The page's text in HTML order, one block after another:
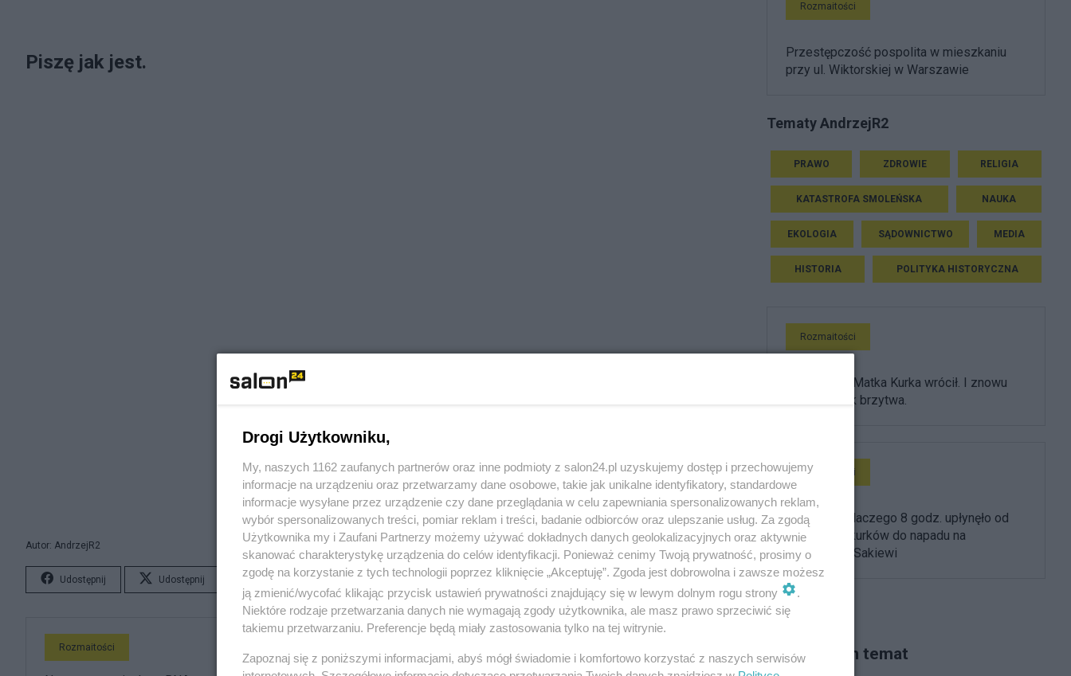
Piszę jak jest.
Autor: AndrzejR2
Udostępnij Udostępnij Lubię to! Skomentuj 13 Obserwuj notkę
Rozmaitości
Rozmaitości
Przestępczość pospolita w mieszkaniu
przy ul. Wiktorskiej w Warszawie
Tematy AndrzejR2
PRAWO ZDROWIE RELIGIA
KATASTROFA SMOLEŃSKA NAUKA
EKOLOGIA SĄDOWNICTWO MEDIA
HISTORIA POLITYKA HISTORYCZNA
Rozmaitości
Stary dobry Matka Kurka wrócił. I znowu
jest ostry jak brzytwa.
Rozmaitości
Wiemy już dlaczego 8 godz. upłynęło od
odkręcenia kurków do napadu na
mieszkanie Sakiewi
Piszą na ten temat
Drogi Użytkowniku,
My, naszych 1162 zaufanych partnerów oraz inne podmioty z salon24.pl uzyskujemy dostęp i przechowujemy
informacje na urządzeniu oraz przetwarzamy dane osobowe, takie jak unikalne identyfikatory, standardowe
informacje wysyłane przez urządzenie czy dane przeglądania w celu zapewniania spersonalizowanych reklam,
wybór spersonalizowanych treści, pomiar reklam i treści, badanie odbiorców oraz ulepszanie usług. Za zgodą
Użytkownika my i Zaufani Partnerzy możemy używać dokładnych danych geolokalizacyjnych oraz aktywnie
skanować charakterystykę urządzenia do celów identyfikacji. Ponieważ cenimy Twoją prywatność, prosimy o
zgodę na korzystanie z tych technologii poprzez kliknięcie „Akceptuję”. Zgoda jest dobrowolna i zawsze możesz
ją zmienić/wycofać klikając przycisk ustawień prywatności znajdujący się w lewym dolnym rogu strony
.
Niektóre rodzaje przetwarzania danych nie wymagają zgody użytkownika, ale masz prawo sprzeciwić się
takiemu przetwarzaniu. Preferencje będą miały zastosowania tylko na tej witrynie.
Zapoznaj się z poniższymi informacjami, abyś mógł świadomie i komfortowo korzystać z naszych serwisów